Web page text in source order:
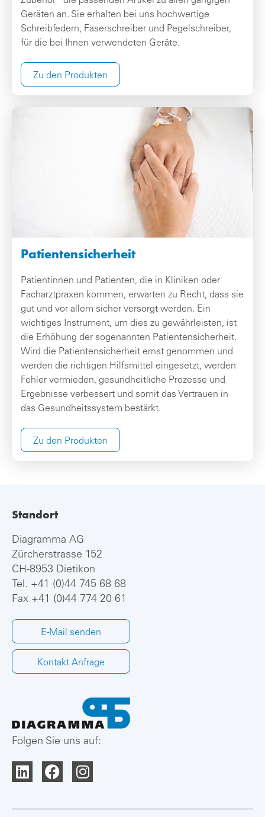
Geräten an. Sie erhalten bei uns hochwertige
Schreibfedern, Faserschreiber und Pegelschreiber,
für die bei Ihnen verwendeten Geräte.
Zu den Produkten
Patientensicherheit
Patientinnen und Patienten, die in Kliniken oder
Facharztpraxen kommen, erwarten zu Recht, dass sie
gut und vor allem sicher versorgt werden. Ein
wichtiges Instrument, um dies zu gewährleisten, ist
die Erhöhung der sogenannten Patientensicherheit.
Wird die Patientensicherheit ernst genommen und
werden die richtigen Hilfsmittel eingesetzt, werden
Fehler vermieden, gesundheitliche Prozesse und
Ergebnisse verbessert und somit das Vertrauen in
das Gesundheitssystem bestärkt.
Zu den Produkten
Standort
Diagramma AG
Zürcherstrasse 152
CH-8953 Dietikon
Tel. +41 (0)44 745 68 68
Fax +41 (0)44 774 20 61
E-Mail senden
Kontakt Anfrage
Folgen Sie uns auf: